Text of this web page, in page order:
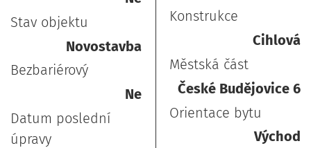
Stav objektu
Novostavba
Bezbariérový
Ne
Datum poslední
úpravy
Konstrukce
Cihlová
Městská část
České Budějovice 6
Orientace bytu
Východ